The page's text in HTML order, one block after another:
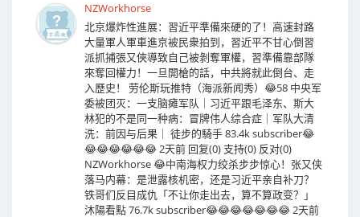
NZWorkhorse
北京爆炸性進展：習近平準備來硬的了！高速封路
大量軍人軍車進京被民衆拍到，習近平不甘心倒習
派抓捕張又俠導致自己被剝奪軍權，習準備靠部隊
來奪回權力！一旦開槍的話，中共將就此倒台、走
入歷史！ 劳伦斯玩推特（海派新闻秀）😂58 中央军
委被团灭：一支脑瘫军队｜习近平跟毛泽东、斯大
林犯的不是同一种病：冒牌伟人综合症｜军队大清
洗：前因与后果｜ 徒步的騎手 83.4k subscriber😂
😂😂😂😂😂😂 2天前 回复(0) 支持(0) 反对(0)
NZWorkhorse 😂中南海权力绞杀步步惊心！张又侠
落马内幕：是泄露核机密，还是习近平亲自补刀？
铁哥们反目成仇「不让你走出去，算不算政变？」
沐陽看點 76.7k subscriber😂😂😂😂😂😂😂 2天前